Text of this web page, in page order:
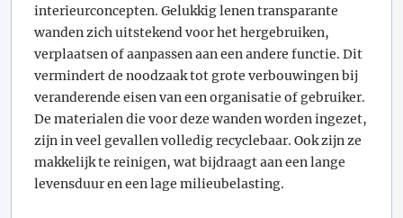
interieurconcepten. Gelukkig lenen transparante
wanden zich uitstekend voor het hergebruiken,
verplaatsen of aanpassen aan een andere functie. Dit
vermindert de noodzaak tot grote verbouwingen bij
veranderende eisen van een organisatie of gebruiker.
De materialen die voor deze wanden worden ingezet,
zijn in veel gevallen volledig recyclebaar. Ook zijn ze
makkelijk te reinigen, wat bijdraagt aan een lange
levensduur en een lage milieubelasting.